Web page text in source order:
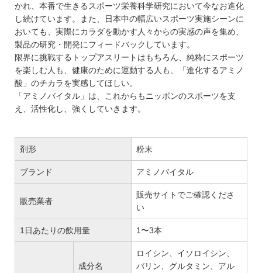
かれ、本番で生きるスポーツ栄養科学研究において今なお進化
し続けています。また、日本中の幅広いスポーツ実施シーンに
おいても、実際にカラダを動かす人々からの実感の声を集め、
製品の研究・開発にフィードバックしています。
限界に挑戦するトップアスリートはもちろん、純粋にスポーツ
を楽しむ人も、健康のために運動する人も、「進化するアミノ
酸」のチカラを実感してほしい。
「アミノバイタル」は、これからもニッポンのスポーツを支
え、活性化し、強くしていきます。
剤形 粉末
ブランド アミノバイタル
販売業者
販売サイトでご確認くださ
い
1日あたりの飲用量 1〜3本
成分名
ロイシン、イソロイシン、
バリン、グルタミン、アル